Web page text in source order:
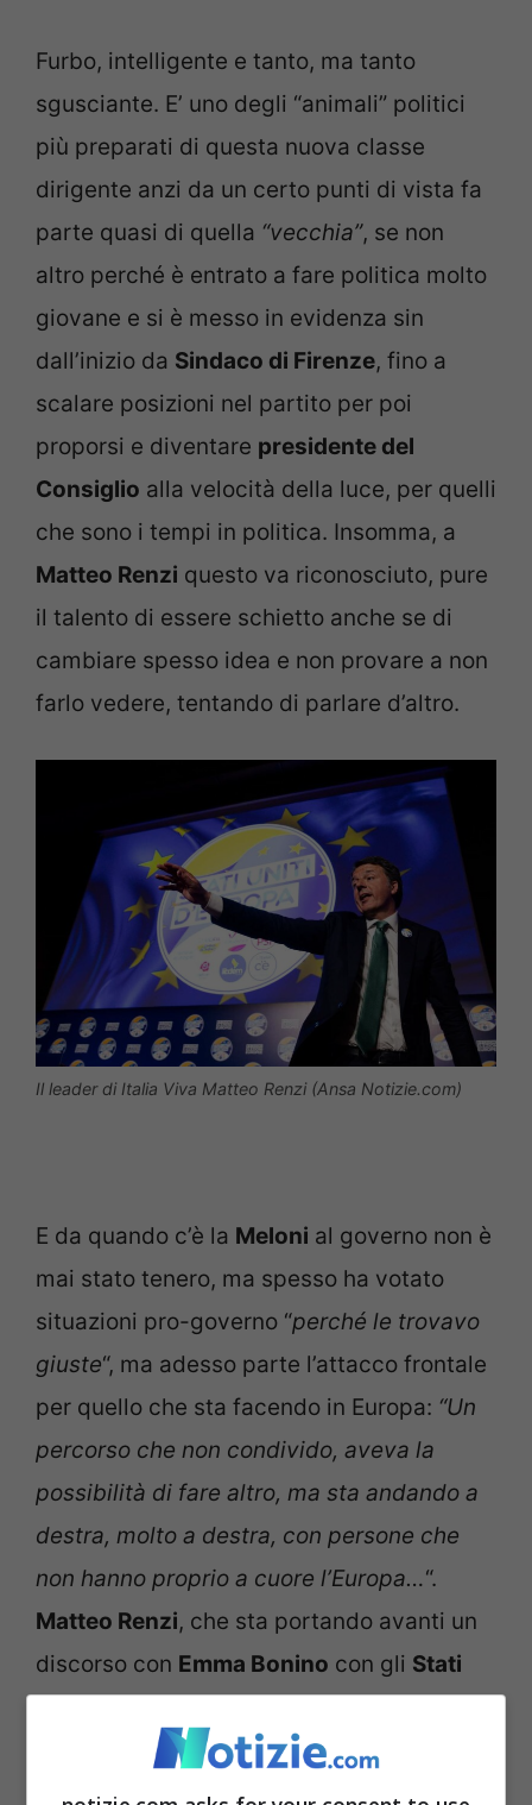
Furbo, intelligente e tanto, ma tanto
sgusciante. E’ uno degli “animali” politici
più preparati di questa nuova classe
dirigente anzi da un certo punti di vista fa
parte quasi di quella “vecchia”, se non
altro perché è entrato a fare politica molto
giovane e si è messo in evidenza sin
dall’inizio da Sindaco di Firenze, fino a
scalare posizioni nel partito per poi
proporsi e diventare presidente del
Consiglio alla velocità della luce, per quelli
che sono i tempi in politica. Insomma, a
Matteo Renzi questo va riconosciuto, pure
il talento di essere schietto anche se di
cambiare spesso idea e non provare a non
farlo vedere, tentando di parlare d’altro.
Il leader di Italia Viva Matteo Renzi (Ansa Notizie.com)
E da quando c’è la Meloni al governo non è
mai stato tenero, ma spesso ha votato
situazioni pro-governo “perché le trovavo
giuste“, ma adesso parte l’attacco frontale
per quello che sta facendo in Europa: “Un
percorso che non condivido, aveva la
possibilità di fare altro, ma sta andando a
destra, molto a destra, con persone che
non hanno proprio a cuore l’Europa…“.
Matteo Renzi, che sta portando avanti un
discorso con Emma Bonino con gli Stati
facendo il presidente del Consiglio:
Meloni ha perso un’occasione: poteva